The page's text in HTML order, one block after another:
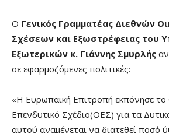
Ο Γενικός Γραμματέας Διεθνών
Σχέσεων και Εξωστρέφειας του
Εξωτερικών κ. Γιάννης Σμυρλής
σε εφαρμοζόμενες πολιτικές:
«Η Ευρωπαϊκή Επιτροπή εκπόνησε το
Επενδυτικό Σχέδιο(ΟΕΣ) για τα
αυτού αναμένεται να διατεθεί ποσό